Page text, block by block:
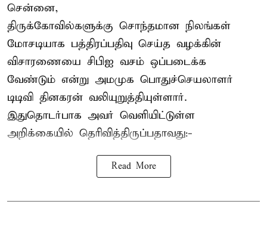
சென்னை,
திருக்கோவில்களுக்கு சொந்தமான நிலங்கள்
மோசடியாக பத்திரப்பதிவு செய்த வழக்கின்
விசாரணையை சிபிஐ வசம் ஒப்படைக்க
வேண்டும் என்று அமமுக பொதுச்செயலாளர்
டிடிவி தினகரன் வலியுறுத்தியுள்ளார்.
இதுதொடர்பாக அவர் வெளியிட்டுள்ள
அறிக்கையில் தெரிவித்திருப்பதாவது:-
Read More